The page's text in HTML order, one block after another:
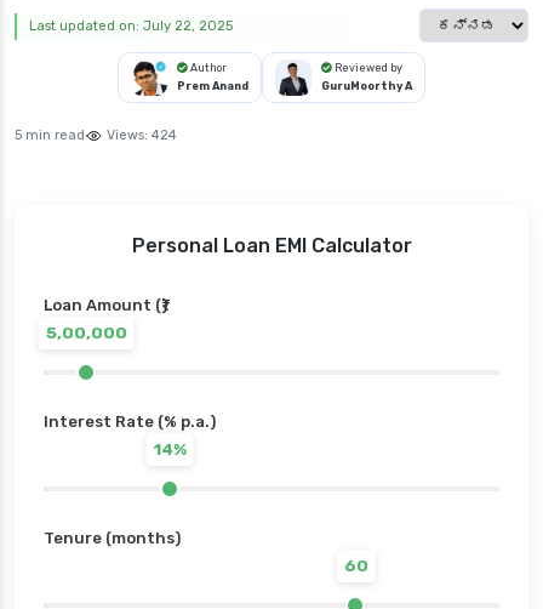
Select
Last updated on: July 22, 2025
Author
Prem Anand
Reviewed by
GuruMoorthy A
5 min read Views: 424
Personal Loan EMI Calculator
Loan Amount (₹)
5,00,000
Interest Rate (% p.a.)
14%
Tenure (months)
60